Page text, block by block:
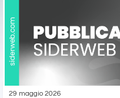
29 maggio 2026